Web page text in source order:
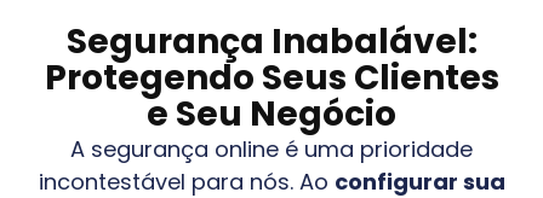
Segurança Inabalável:
Protegendo Seus Clientes
e Seu Negócio
A segurança online é uma prioridade
incontestável para nós. Ao configurar sua